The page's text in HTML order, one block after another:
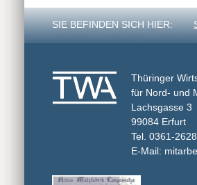
SIE BEFINDEN SICH HIER:
Thüringer
für Nord- und
Lachsgasse 3
99084 Erfurt
Tel. 0361-
E-Mail: